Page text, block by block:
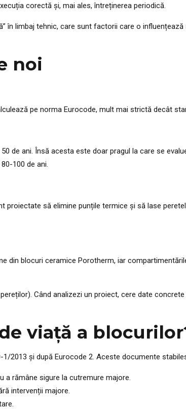
corectă și, mai ales, întreținerea periodică.
în limbaj tehnic, care sunt factorii care o
noi
pe norma Eurocode, mult mai strictă decât
de ani. Însă acesta este doar pragul la care se
100 de ani.
să elimine punțile termice și să lase
din blocuri ceramice Porotherm, iar
Când analizezi un proiect, cere date
viață a
2013 și după Eurocode 2. Aceste documente
rămâne sigure la cutremure majore.
intervenții majore.